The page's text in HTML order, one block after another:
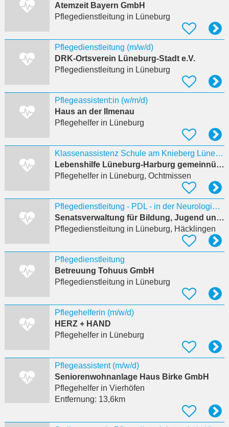
Atemzeit Bayern GmbH
Pflegedienstleitung in Lüneburg
Pflegedienstleitung (m/w/d)
DRK-Ortsverein Lüneburg-Stadt e.V.
Pflegedienstleitung in Lüneburg
Pflegeassistent:in (w/m/d)
Haus an der Ilmenau
Pflegehelferin Lüneburg
Klassenassistenz Schule am Knieberg Lüneburg (w/m/d )
Lebenshilfe Lüneburg-Harburg gemeinnützige GmbH
Pflegehelferin Lüneburg, Ochtmissen
Pflegedienstleitung - PDL - in der Neurologie m/w/d
Senatsverwaltung für Bildung, Jugend und Familie
Pflegedienstleitung in Lüneburg, Häcklingen
Pflegedienstleitung
Betreuung Tohuus GmbH
Pflegedienstleitung in Lüneburg
Pflegehelferin (m/w/d)
HERZ + HAND
Pflegehelferin Lüneburg
Pflegeassistent (m/w/d)
Seniorenwohnanlage Haus Birke GmbH
Pflegehelferin Vierhöfen
Entfernung: 13,6km